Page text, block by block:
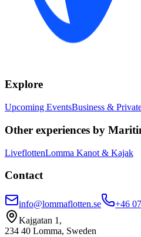
Explore
Upcoming EventsBusiness &
Other experiences by
LiveflottenLomma Kanot & Kajak
Contact
info@lommaflotten.se
+46
Kajgatan 1,
234 40 Lomma, Sweden